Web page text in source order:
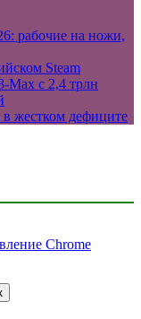
рабочие на ножи,
Steam
с 2,4 трлн
в жестком дефиците
Chrome